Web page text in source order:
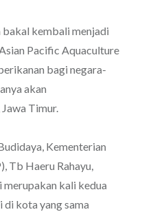
bakal kembali menjadi
Pacific Aquaculture
bagi negara-
akan
Timur.
Kementerian
Tb Haeru Rahayu,
merupakan kali kedua
di kota yang sama